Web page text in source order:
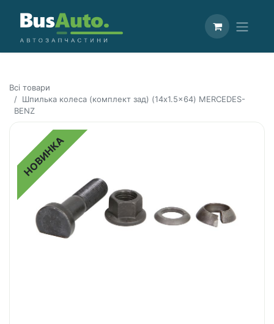
Всі товари
Шпилька колеса (комплект зад) (14x1.5x64) MERCEDES-
BENZ
НОВИНКА